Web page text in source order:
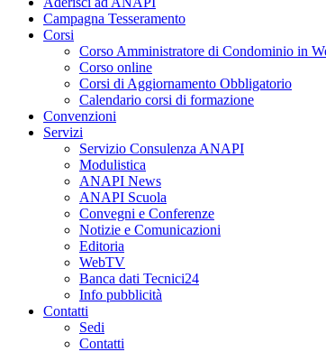
Campagna Tesseramento
Corsi
Corso Amministratore di Condominio in
Corso online
Corsi di Aggiornamento Obbligatorio
Calendario corsi di formazione
Convenzioni
Servizi
Servizio Consulenza ANAPI
Modulistica
ANAPI News
ANAPI Scuola
Convegni e Conferenze
Notizie e Comunicazioni
Editoria
WebTV
Banca dati Tecnici24
Info pubblicità
Contatti
Sedi
Contatti